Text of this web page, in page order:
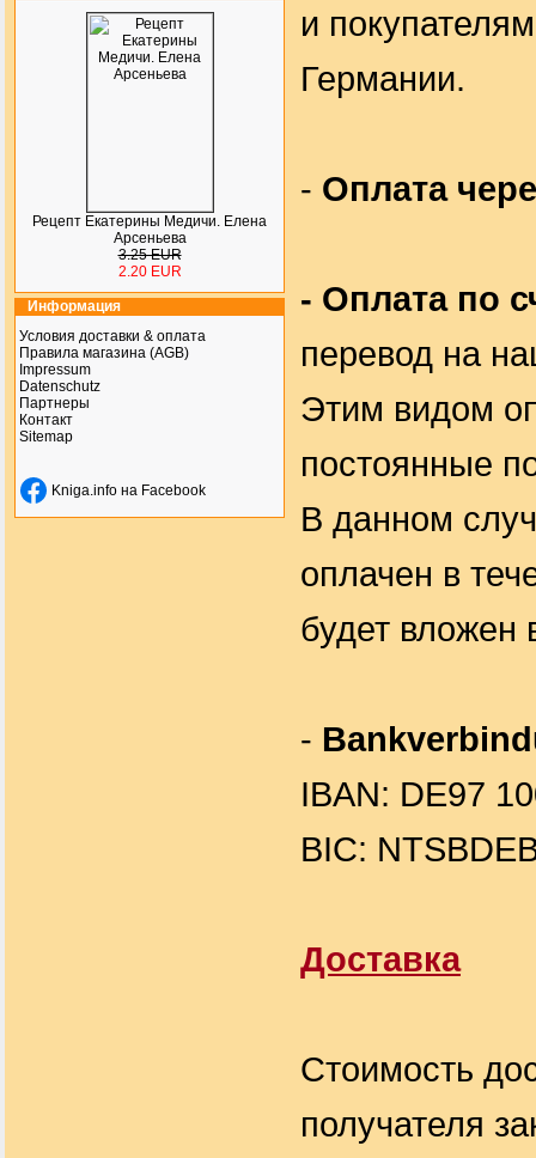
Рецепт Екатерины Медичи. Елена
Арсеньева
3.25 EUR
2.20 EUR
Информация
Условия доставки & оплата
Правила магазина (AGB)
Impressum
Datenschutz
Партнеры
Контакт
Sitemap
Kniga.info на Facebook
и
Германии.
- Оплата
- Оплата по
перевод на
Этим видом
постоянные
В данном
оплачен в
будет вложен
-
IBAN: DE97
BIC:
Доставка
Стоимость
получателя